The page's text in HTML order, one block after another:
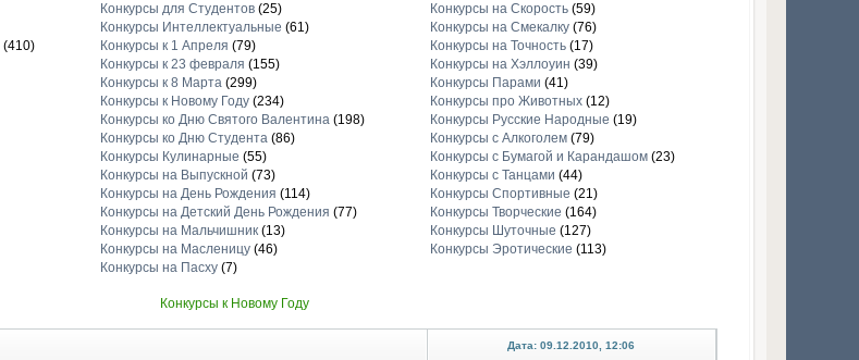
(410)
Конкурсы для Студентов(25)
Конкурсы Интеллектуальные (61)
Конкурсы к 1 Апреля (79)
Конкурсы к 23 февраля (155)
Конкурсы к 8 Марта (299)
Конкурсы к Новому Году(234)
Конкурсы ко Дню Святого Валентина(198)
Конкурсы ко Дню Студента(86)
Конкурсы Кулинарные (55)
Конкурсы на Выпускной (73)
Конкурсы на День Рождения (114)
Конкурсы на Детский День Рождения (77)
Конкурсы на Мальчишник (13)
Конкурсы на Масленицу(46)
Конкурсы на Пасху(7)
Конкурсы на Скорость(59)
Конкурсы на Смекалку(76)
Конкурсы на Точность(17)
Конкурсы на Хэллоуин (39)
Конкурсы Парами (41)
Конкурсы про Животных(12)
Конкурсы Русские Народные (19)
Конкурсы с Алкоголем(79)
Конкурсы с Бумагой и Карандашом(23)
Конкурсы с Танцами (44)
Конкурсы Спортивные (21)
Конкурсы Творческие (164)
Конкурсы Шуточные (127)
Конкурсы Эротические (113)
Конкурсы к Новому Году
Дата: 09.12.2010, 12:06